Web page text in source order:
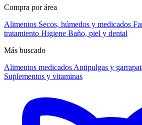
Compra por área
Alimentos Secos, húmedos y medicados
tratamiento Higiene Baño, piel y dental
Más buscado
Alimentos medicados Antipulgas y
Suplementos y vitaminas